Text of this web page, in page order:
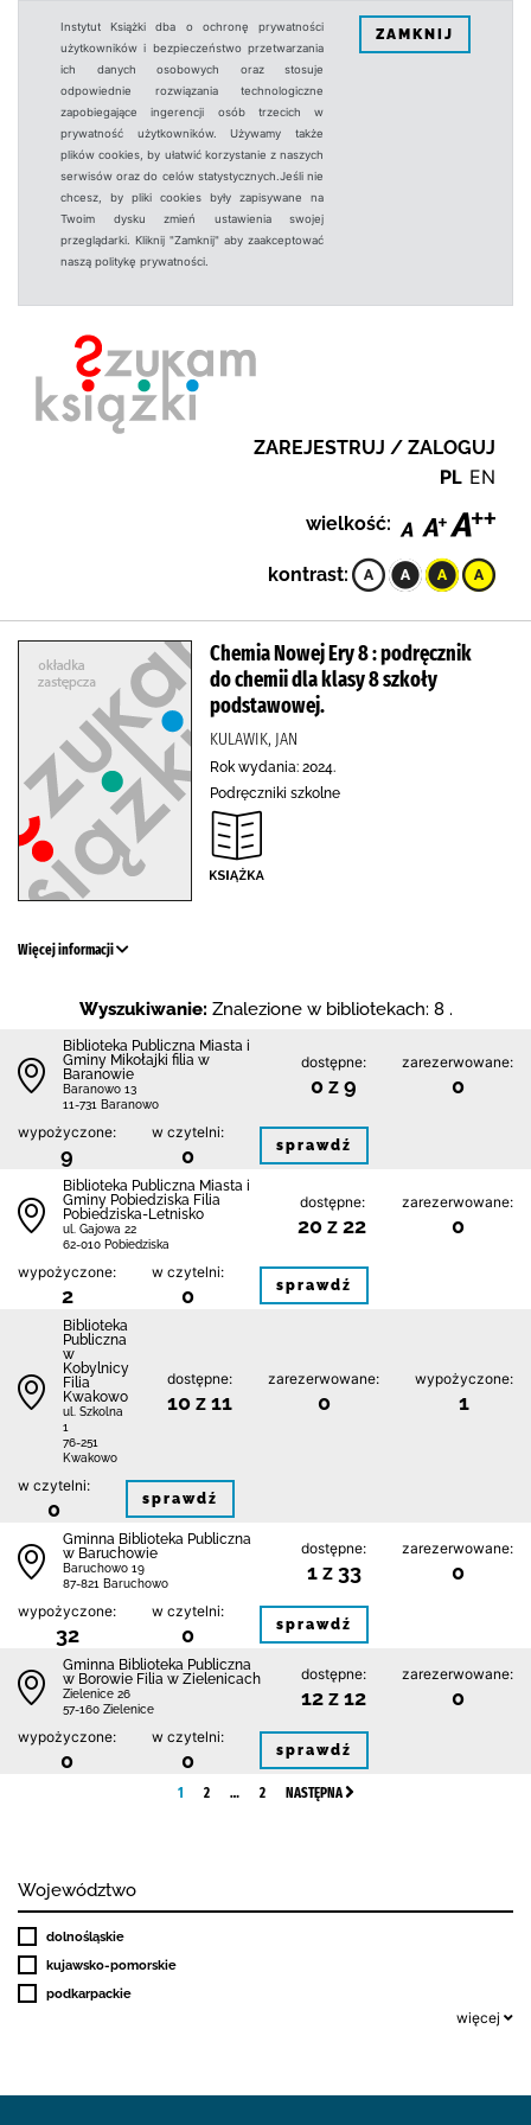
Instytut Książki dba o ochronę prywatności
użytkowników i bezpieczeństwo przetwarzania
ich danych osobowych oraz stosuje
odpowiednie rozwiązania technologiczne
zapobiegające ingerencji osób trzecich w
prywatność użytkowników. Używamy także
plików cookies, by ułatwić korzystanie z naszych
serwisów oraz do celów statystycznych.Jeśli nie
chcesz, by pliki cookies były zapisywane na
Twoim dysku zmień ustawienia swojej
przeglądarki. Kliknij "Zamknij" aby zaakceptować
naszą politykę prywatności.
ZAMKNIJ
ZAREJESTRUJ / ZALOGUJ
PL EN
wielkość:
kontrast:
Chemia Nowej Ery 8 : podręcznik
do chemii dla klasy 8 szkoły
podstawowej.
KULAWIK, JAN
Rok wydania: 2024.
Podręczniki szkolne
Więcej informacji
Wyszukiwanie: Znalezione w bibliotekach: 8 .
Biblioteka Publiczna Miasta i
Gminy Mikołajki filia w
Baranowie
Baranowo 13
11-731 Baranowo
dostępne:
0 z 9
zarezerwowane:
0
wypożyczone:
9
w czytelni:
0 sprawdź
Biblioteka Publiczna Miasta i
Gminy Pobiedziska Filia
Pobiedziska-Letnisko
ul. Gajowa 22
62-010 Pobiedziska
dostępne:
20 z 22
zarezerwowane:
0
wypożyczone:
2
w czytelni:
0 sprawdź
Biblioteka
Publiczna
w
Kobylnicy
Filia
Kwakowo
ul. Szkolna
1
76-251
Kwakowo
dostępne:
10 z 11
zarezerwowane:
0
wypożyczone:
1
w czytelni:
0 sprawdź
Gminna Biblioteka Publiczna
w Baruchowie
Baruchowo 19
87-821 Baruchowo
dostępne:
1 z 33
zarezerwowane:
0
wypożyczone:
32
w czytelni:
0 sprawdź
Gminna Biblioteka Publiczna
w Borowie Filia w Zielenicach
Zielenice 26
57-160 Zielenice
dostępne:
12 z 12
zarezerwowane:
0
wypożyczone:
0
w czytelni:
0 sprawdź
1 2 … 2 NASTĘPNA
Województwo
dolnośląskie
kujawsko-pomorskie
podkarpackie
więcej